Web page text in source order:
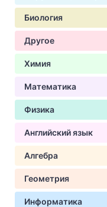
Биология
Другое
Химия
Математика
Физика
Английский язык
Алгебра
Геометрия
Информатика